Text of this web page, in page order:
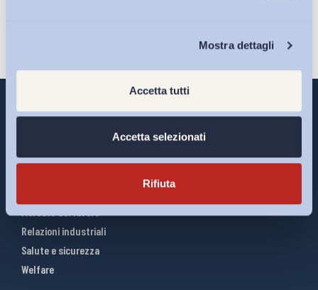
Mostra dettagli
Accetta tutti
Accetta selezionati
Rifiuta
Interventi ADAPT
Relazioni industriali
Salute e sicurezza
Welfare